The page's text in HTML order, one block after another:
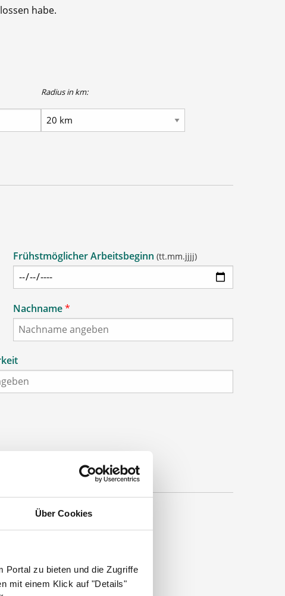
Über Cookies
Portal zu bieten und die Zugriffe
mit einem Klick auf "Details"
habe.
Radius in km:
Frühstmöglicher Arbeitsbeginn (tt.mm.jjjj)
Nachname*